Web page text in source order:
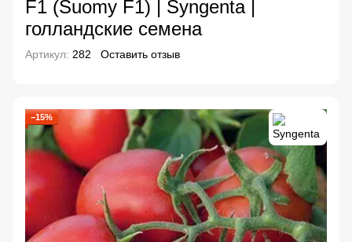
F1 (Suomy F1) | Syngenta |
голландские семена
Артикул: 282 Оставить отзыв
−15%